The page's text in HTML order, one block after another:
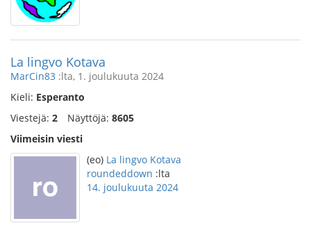
La lingvo Kotava
MarCin83 :lta, 1. joulukuuta 2024
Kieli: Esperanto
Viestejä: 2 Näyttöjä: 8605
Viimeisin viesti
(eo) La lingvo Kotava
roundeddown :lta
14. joulukuuta 2024